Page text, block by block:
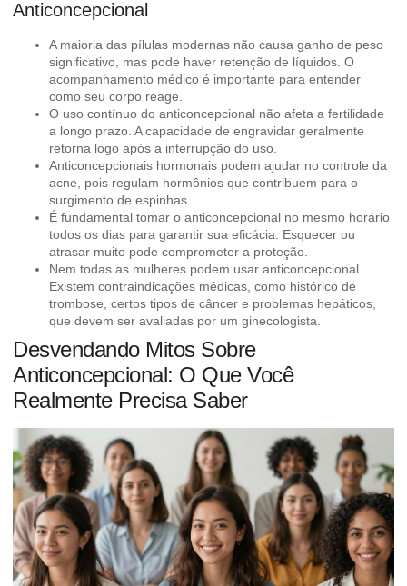
Anticoncepcional
A maioria das pílulas modernas não causa ganho de peso
significativo, mas pode haver retenção de líquidos. O
acompanhamento médico é importante para entender
como seu corpo reage.
O uso contínuo do anticoncepcional não afeta a fertilidade
a longo prazo. A capacidade de engravidar geralmente
retorna logo após a interrupção do uso.
Anticoncepcionais hormonais podem ajudar no controle da
acne, pois regulam hormônios que contribuem para o
surgimento de espinhas.
É fundamental tomar o anticoncepcional no mesmo horário
todos os dias para garantir sua eficácia. Esquecer ou
atrasar muito pode comprometer a proteção.
Nem todas as mulheres podem usar anticoncepcional.
Existem contraindicações médicas, como histórico de
trombose, certos tipos de câncer e problemas hepáticos,
que devem ser avaliadas por um ginecologista.
Desvendando Mitos Sobre
Anticoncepcional: O Que Você
Realmente Precisa Saber